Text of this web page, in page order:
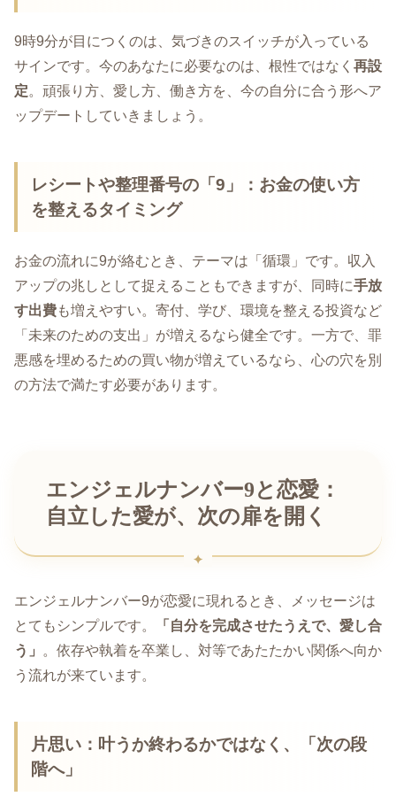
9時9分が目につくのは、気づきのスイッチが入っている
サインです。今のあなたに必要なのは、根性ではなく 再設
定。頑張り方、愛し方、働き方を、今の自分に合う形へア
ップデートしていきましょう。
レシートや整理番号の「9」：お金の使い方
を整えるタイミング
お金の流れに9が絡むとき、テーマは「循環」です。収入
アップの兆しとして捉えることもできますが、同時に手放
す出費も増えやすい。寄付、学び、環境を整える投資など
「未来のための支出」が増えるなら健全です。一方で、罪
悪感を埋めるための買い物が増えているなら、心の穴を別
の方法で満たす必要があります。
エンジェルナンバー9と恋愛：
自立した愛が、次の扉を開く
エンジェルナンバー9が恋愛に現れるとき、メッセージは
とてもシンプルです。
「自分を完成させたうえで、愛し合
う」
。依存や執着を卒業し、対等であたたかい関係へ向か
う流れが来ています。
片思い：叶うか終わるかではなく、「次の段
階へ」